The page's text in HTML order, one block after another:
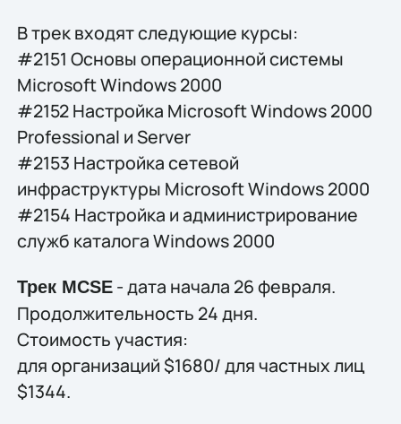
В трек входят следующие курсы:
#2151 Основы операционной системы
Microsoft Windows 2000
#2152 Настройка Microsoft Windows 2000
Professional и Server
#2153 Настройка сетевой
инфраструктуры Microsoft Windows 2000
#2154 Настройка и администрирование
служб каталога Windows 2000
Трек MCSE- дата начала 26 февраля.
Продолжительность 24 дня.
Стоимость участия:
для организаций $1680/ для частных лиц
$1344.